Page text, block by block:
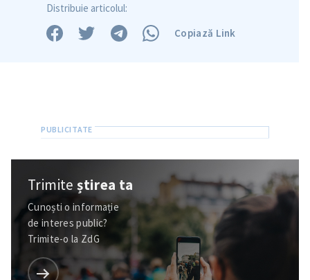
Distribuie articolul:
Copiază Link
Trimiteștirea ta
Cunoști o informație
de interes public?
Trimite-o la ZdG